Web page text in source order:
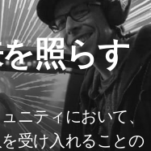
照らす
ニティにおいて、
受け入れることの